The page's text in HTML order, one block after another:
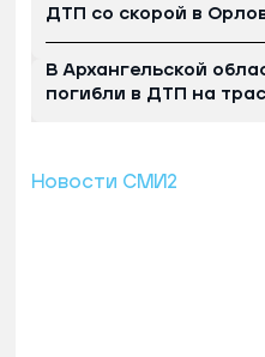
ДТП со скорой в
В Архангельской
погибли в ДТП на
Новости СМИ2